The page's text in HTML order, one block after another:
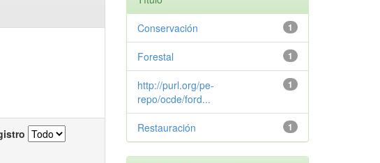
1
Conservación
1
Forestal
1
http://purl.org/pe-
repo/ocde/ford...
1
Restauración